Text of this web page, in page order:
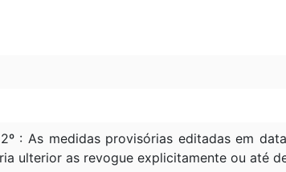
: As medidas provisórias editadas em
ulterior as revogue explicitamente ou até